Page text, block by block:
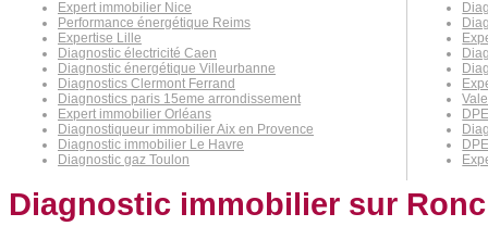
Expert immobilier Nice
Performance énergétique Reims
Expertise Lille
Diagnostic électricité Caen
Diagnostic énergétique Villeurbanne
Diagnostics Clermont Ferrand
Diagnostics paris 15eme arrondissement
Expert immobilier Orléans
Diagnostiqueur immobilier Aix en Provence
Diagnostic immobilier Le Havre
Diagnostic gaz Toulon
Diagnostic immobilier sur